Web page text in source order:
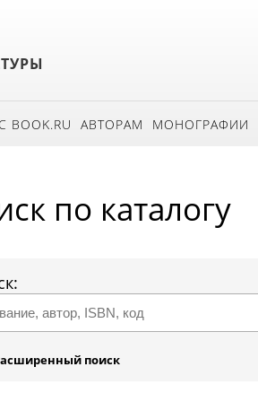
BOOK.RU АВТОРАМ МОНОГРАФИИ
по каталогу
поиск